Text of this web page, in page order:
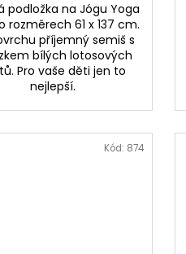
podložka na Jógu Yoga
rozměrech 61 x 137 cm.
příjemný semiš s
bílých lotosových
Pro vaše děti jen to
nejlepší.
Kód: 874